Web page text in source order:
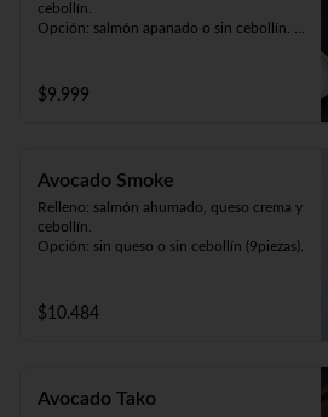
cebollín.
Opción: salmón apanado o sin cebollín.
$9.999
Avocado Smoke
Relleno: salmón ahumado, queso crema y
cebollín.
Opción: sin queso o sin cebollín (9piezas).
$10.484
Avocado Tako